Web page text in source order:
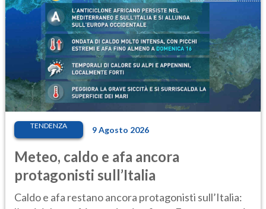
TENDENZA 9 Agosto 2026
Meteo, caldo e afa ancora
protagonisti sull’Italia
Caldo e afa restano ancora protagonisti sull’Italia: